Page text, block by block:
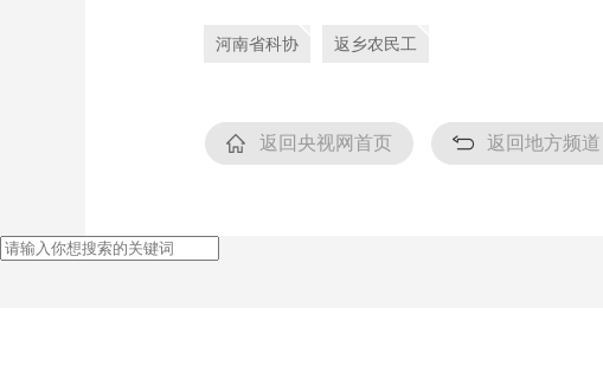
河南省科协 返乡农民工
返回央视网首页 返回地方频道